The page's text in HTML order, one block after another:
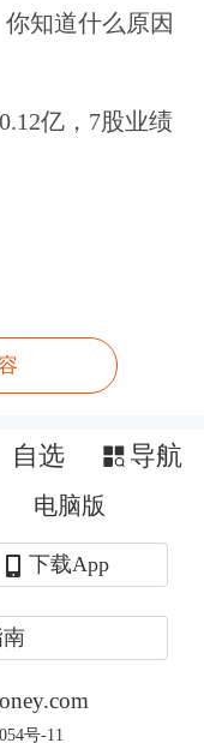
大增量，海
作为储能、
离子蓄电池
需格局趋于
格和盈利能
续旺季的到
台阶，各环
双升，带动
处于供需平
年锂电总需
相对匹配的
知道什么原因
亿，7股业绩
自选 导航
电脑版
下载App
号-11